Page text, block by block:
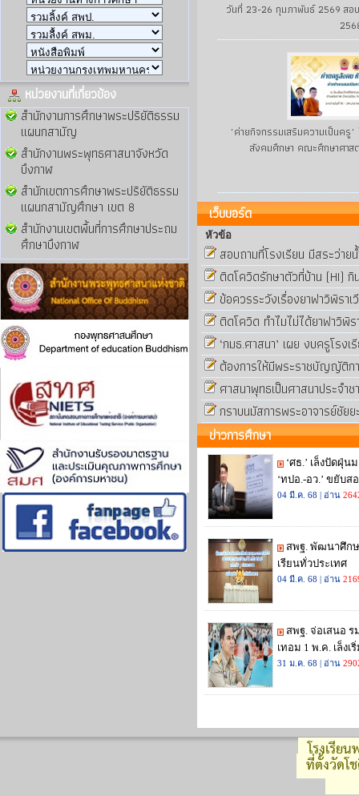
หน่วยงานที่เกี่ยวข้อง
สำนักงานการศึกษาพระปริยัติธรรม
แผนกสามัญ
สำนักงานพระพุทธศาสนาจังหวัด
บึงกาฬ
สำนักเขตการศึกษาพระปริยัติธรรม
แผนกสามัญศึกษา เขต 8
สำนักงานเขตพื้นที่การศึกษาประถม
ศึกษาบึงกาฬ
วันที่ 23-26 กุมภาพันธ์ 2569 สอ
"ค่ายกิจกรรมเสริมความเป็นครู
สังคมศึกษา คณะศึกษาศาส
เว็บบอร์ด
หัวข้อ
สอบถามที่โรงเรียน มีสระว่า
ติดโควิดรักษาตัวที่บ้าน (HI) กิ
ข้อควรระวังเรื่องยาฟาวิพิรา
ติดโควิด ทำไมไม่ได้ยาฟาวิพิร
‘กมธ.ศาสนา’ เผย งบครูโร
ต้องการให้มีพระราชบัญญัติก
ศาสนาพุทธเป็นศาสนาประจำ
กราบนมัสการพระอาจารย์ชัยย
ข่าวการศึกษา
โรงเรี
ที่ตั้งวัดโ
รหั